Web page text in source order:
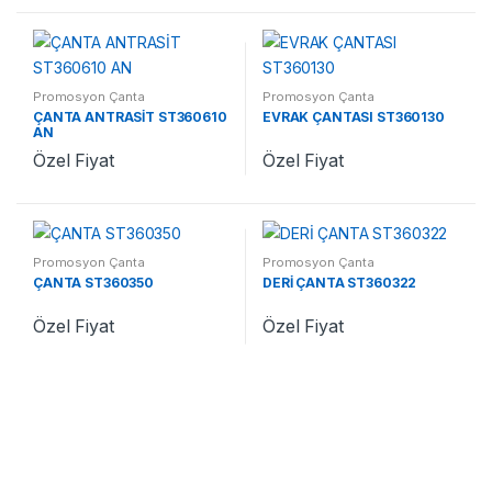
Promosyon Çanta
ÇANTA ANTRASİT ST360610
AN
Özel Fiyat
Promosyon Çanta
EVRAK ÇANTASI ST360130
Özel Fiyat
Promosyon Çanta
ÇANTA ST360350
Özel Fiyat
Promosyon Çanta
DERİ ÇANTA ST360322
Özel Fiyat